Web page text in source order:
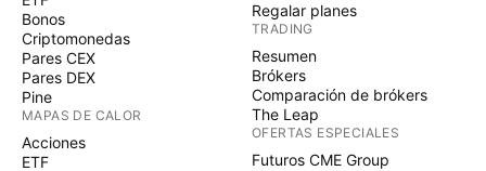
Bonos
Criptomonedas
Pares CEX
Pares DEX
Pine
MAPAS DE CALOR
Acciones
ETF
Regalar planes
TRADING
Resumen
Brókers
Comparación de brókers
The Leap
OFERTAS ESPECIALES
Futuros CME Group